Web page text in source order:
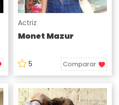
Actriz
Monet Mazur
5 Comparar